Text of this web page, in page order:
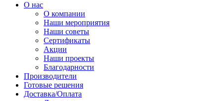
О нас
О компании
Наши мероприятия
Наши советы
Сертификаты
Акции
Наши проекты
Благодарности
Производители
Готовые решения
Доставка/Оплата